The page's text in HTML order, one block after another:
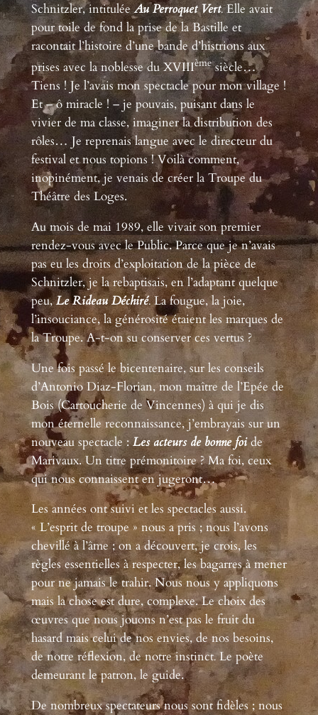
Schnitzler, intituléeAu Perroquet Vert.Elle avait
pour toile de fond la prise de la Bastille et
racontait l’histoire d’une bande d’histrions aux
prises avec la noblesse du XVIIIèmesiècle…
Tiens ! Je l’avais mon spectacle pour mon village !
Et – ô miracle ! – je pouvais, puisant dans le
vivier de ma classe, imaginer la distribution des
rôles… Je reprenais langue avec le directeur du
festival et nous topions ! Voilà comment,
inopinément, je venais de créer la Troupe du
Théâtre des Loges.
Au mois de mai 1989, elle vivait son premier
rendez-vous avec le Public. Parce que je n’avais
pas eu les droits d’exploitation de la pièce de
Schnitzler, je la rebaptisais, en l’adaptant quelque
peu,Le Rideau Déchiré.La fougue, la joie,
l’insouciance, la générosité étaient les marques de
la Troupe. A-t-on su conserver ces vertus ?
Une fois passé le bicentenaire, sur les conseils
d’Antonio Diaz-Florian, mon maître de l’Epée de
Bois (Cartoucherie de Vincennes) à qui je dis
mon éternelle reconnaissance, j’embrayais sur un
nouveau spectacle :Les acteurs de bonne foide
Marivaux. Un titre prémonitoire ? Ma foi, ceux
qui nous connaissent en jugeront…
Les années ont suivi et les spectacles aussi.
« L’esprit de troupe » nous a pris ; nous l’avons
chevillé à l’âme ; on a découvert, je crois, les
règles essentielles à respecter, les bagarres à mener
pour ne jamais le trahir. Nous nous y appliquons
mais la chose est dure, complexe. Le choix des
œuvres que nous jouons n’est pas le fruit du
hasard mais celui de nos envies, de nos besoins,
de notre réflexion, de notre instinct.Le poète
demeurant le patron, le guide.
De nombreux spectateurs nous sont fidèles ; nous